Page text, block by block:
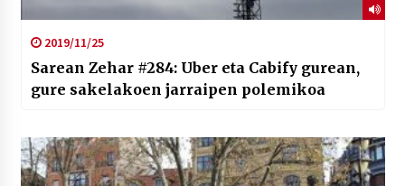
2019/11/25
Sarean Zehar #284: Uber eta Cabify gurean,
gure sakelakoen jarraipen polemikoa